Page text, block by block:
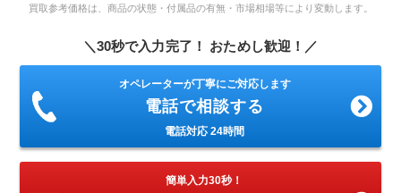
買取参考価格は、商品の状態・付属品の有無・市場相場等により変動します。
＼30秒で入力完了！ おためし歓迎！／
オペレーターが丁寧にご対応します
電話で相談する
電話対応 24時間
簡単入力30秒！